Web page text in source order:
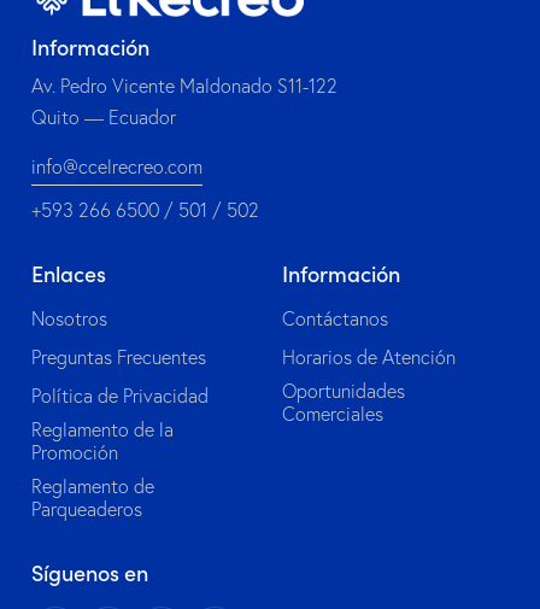
Información
Av. Pedro Vicente Maldonado S11-122
Quito — Ecuador
info@ccelrecreo.com
+593 266 6500 / 501 / 502
Enlaces
Nosotros
Preguntas Frecuentes
Política de Privacidad
Reglamento de la
Promoción
Reglamento de
Parqueaderos
Información
Contáctanos
Horarios de Atención
Oportunidades
Comerciales
Síguenos en